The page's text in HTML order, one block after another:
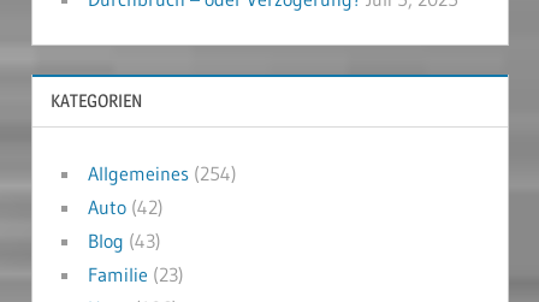
KATEGORIEN
Allgemeines(254)
Auto(42)
Blog (43)
Familie (23)